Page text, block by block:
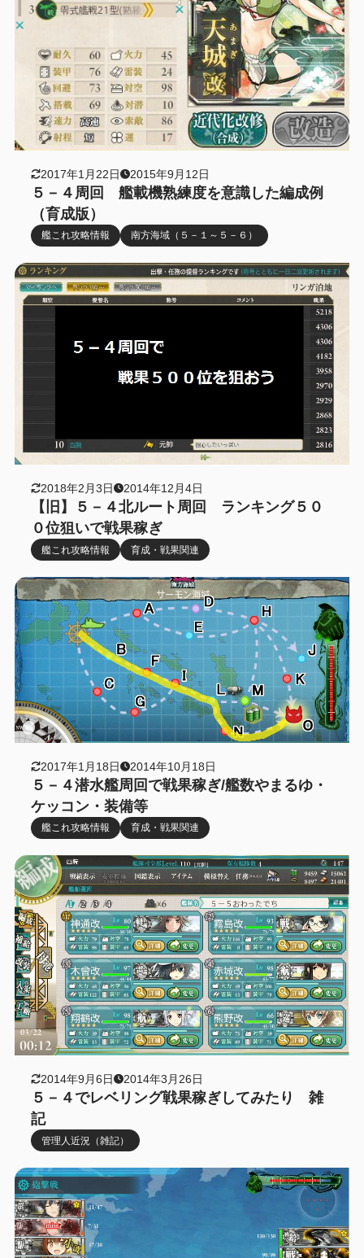
2017年1月22日 2015年9月12日
５－４周回 艦載機熟練度を意識した編成例
（育成版）
艦これ攻略情報 南方海域（５－１～５－６）
2018年2月3日 2014年12月4日
【旧】５－４北ルート周回 ランキング５０
０位狙いで戦果稼ぎ
艦これ攻略情報 育成・戦果関連
2017年1月18日 2014年10月18日
５－４潜水艦周回で戦果稼ぎ/艦数やまるゆ・
ケッコン・装備等
艦これ攻略情報 育成・戦果関連
2014年9月6日 2014年3月26日
５－４でレベリング戦果稼ぎしてみたり 雑
記
管理人近況（雑記）